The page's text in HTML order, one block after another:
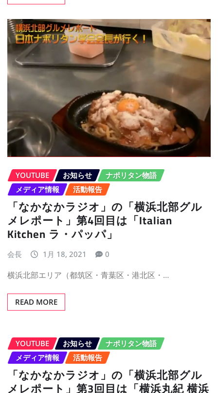
YOUTUBE お知らせ
ナポリタン物語
メディア情報
活動報告
「なかなかラジオ」の「横浜北部グル
メレポート」第4回目は「Italian
Kitchen ラ・パッパ」
会長 1月 18, 2021 0
横浜北部エリア（都筑区・青葉区・港北区・…
READ MORE
YOUTUBE お知らせ
ナポリタン物語
メディア情報
活動報告
「なかなかラジオ」の「横浜北部グル
メレポート」第3回目は「横浜丸紀 横浜